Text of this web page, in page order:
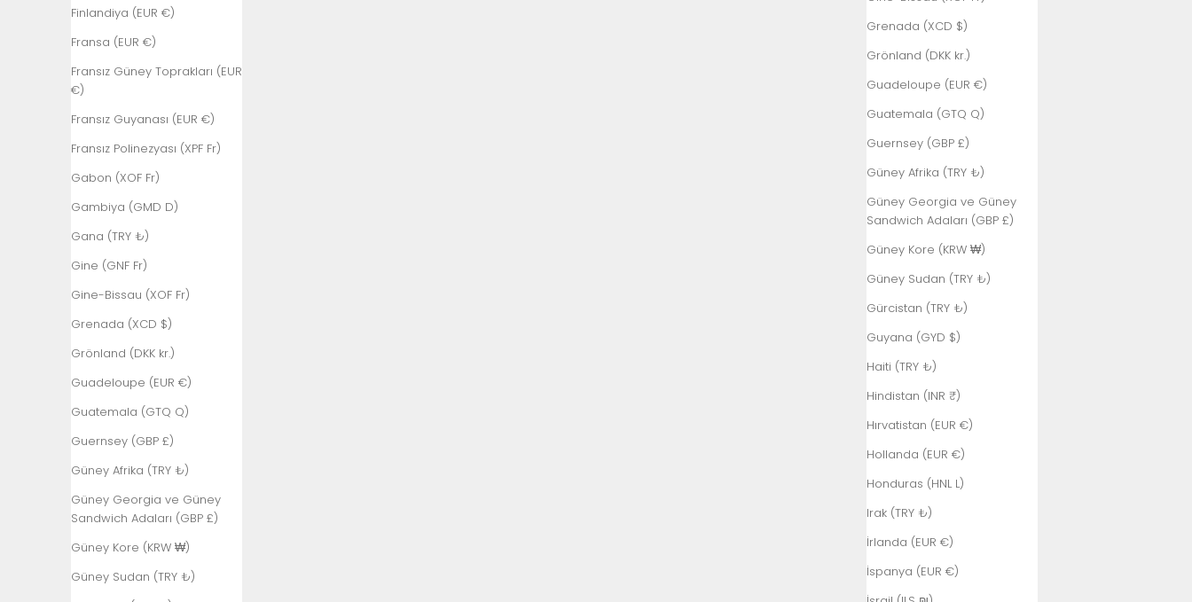
Grenada (XCD $)
Grönland (DKK kr.)
Guadeloupe (EUR €)
Guatemala (GTQ Q)
Guernsey (GBP £)
Güney Afrika (TRY ₺)
Güney Georgia ve Güney
Sandwich Adaları (GBP £)
Güney Kore (KRW ₩)
Güney Sudan (TRY ₺)
Gürcistan (TRY ₺)
Guyana (GYD $)
Haiti (TRY ₺)
Hindistan (INR ₹)
Hırvatistan (EUR €)
Hollanda (EUR €)
Honduras (HNL L)
Irak (TRY ₺)
İrlanda (EUR €)
İspanya (EUR €)
Finlandiya (EUR €)
Fransa (EUR €)
Fransız Güney Toprakları (EUR
€)
Fransız Guyanası (EUR €)
Fransız Polinezyası (XPF Fr)
Gabon (XOF Fr)
Gambiya (GMD D)
Gana (TRY ₺)
Gine (GNF Fr)
Gine-Bissau (XOF Fr)
Grenada (XCD $)
Grönland (DKK kr.)
Guadeloupe (EUR €)
Guatemala (GTQ Q)
Guernsey (GBP £)
Güney Afrika (TRY ₺)
Güney Georgia ve Güney
Sandwich Adaları (GBP £)
Güney Kore (KRW ₩)
Güney Sudan (TRY ₺)
Belarus (TRY
€)
(USD $)
Birleşik Arap
Emirlikleri (AED
Birleşik Krallık
(GBP £)
Bolivya (BOB
Bs.)
Bosna-Hersek
(BAM КМ)
Botsvana
(BWP P)
Brezilya (TRY
Britanya Hint
Toprakları
(USD $)